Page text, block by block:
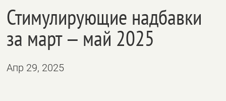
Стимулирующие надбавки
за март — май 2025
Апр 29, 2025